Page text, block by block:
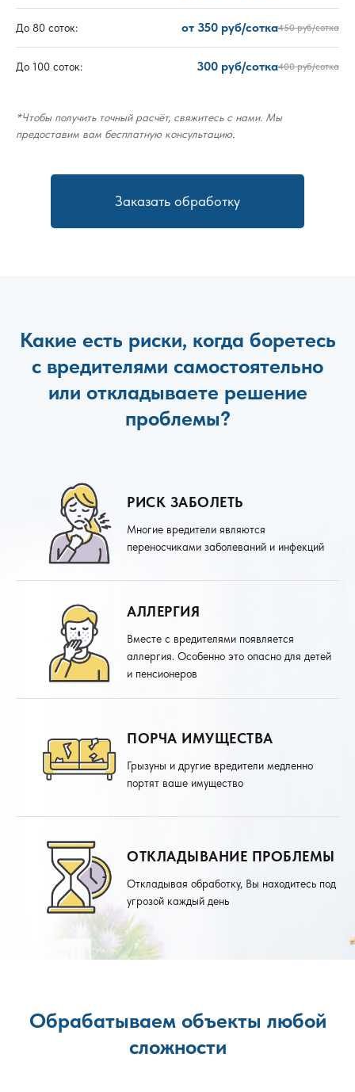
До 80 соток: от 350 руб/сотка450 руб/сотка
До 100 соток: 300 руб/сотка400 руб/сотка
*Чтобы получить точный расчёт, свяжитесь с нами. Мы
предоставим вам бесплатную консультацию.
Заказать обработку
Какие есть риски, когда боретесь
с вредителями самостоятельно
или откладываете решение
проблемы?
РИСК ЗАБОЛЕТЬ
Многие вредители являются
переносчиками заболеваний и инфекций
АЛЛЕРГИЯ
Вместе с вредителями появляется
аллергия. Особенно это опасно для детей
и пенсионеров
ПОРЧА ИМУЩЕСТВА
Грызуны и другие вредители медленно
портят ваше имущество
ОТКЛАДЫВАНИЕ ПРОБЛЕМЫ
Откладывая обработку, Вы находитесь под
угрозой каждый день
Обрабатываем объекты любой
сложности